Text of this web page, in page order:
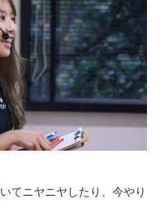
てニヤニヤしたり、今やり